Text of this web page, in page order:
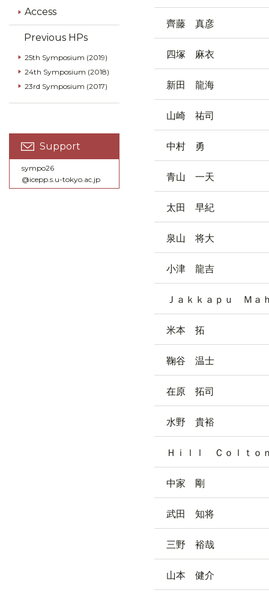
齊藤 真彦
四塚 麻衣
新田 龍海
山崎 祐司
中村 勇
青山 一天
太田 早紀
泉山 将大
小津 龍吉
Ｊａｋｋａｐｕ Ｍａ
米本 拓
鞠谷 温士
在原 拓司
水野 貴裕
Ｈｉｌｌ Ｃｏｌｔｏ
中家 剛
武田 知将
三野 裕哉
山本 健介
Access
Previous HPs
25th Symposium (2019)
24th Symposium (2018)
23rd Symposium (2017)
Support
sympo26
@icepp.s.u-tokyo.ac.jp